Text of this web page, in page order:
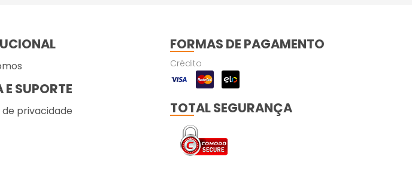
SUPORTE
privacidade
FORMAS DE PAGAMENTO
Crédito
TOTAL SEGURANÇA